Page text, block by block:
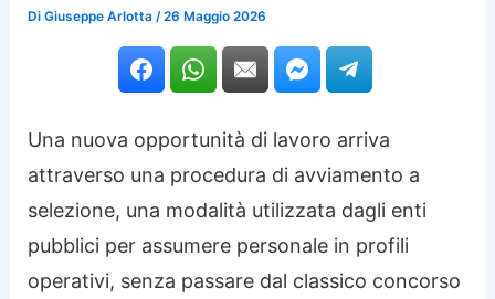
DiGiuseppe Arlotta /26 Maggio 2026
Una nuova opportunità di lavoro arriva
attraverso una procedura di avviamento a
selezione, una modalità utilizzata dagli enti
pubblici per assumere personale in profili
operativi, senza passare dal classico concorso